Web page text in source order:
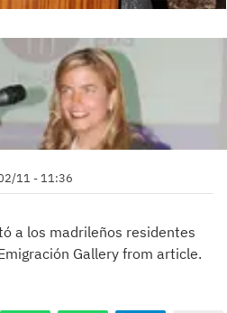
11 - 11:36
a los madrileños residentes
Gallery from article.